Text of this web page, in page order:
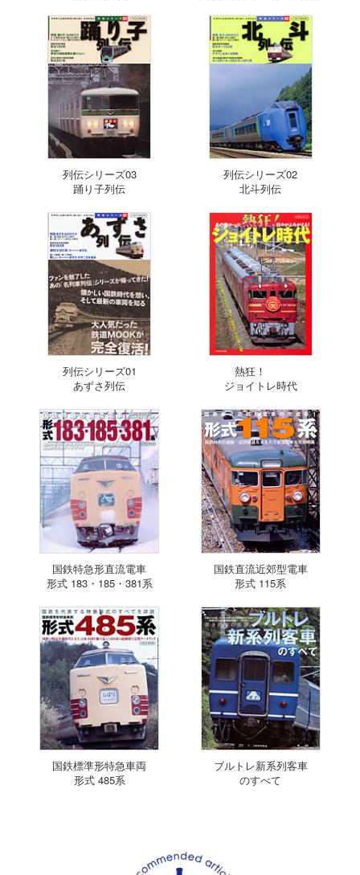
列伝シリーズ03
踊り子列伝
列伝シリーズ02
北斗列伝
列伝シリーズ01
あずさ列伝
熱狂！
ジョイトレ時代
国鉄特急形直流電車
形式 183・185・381系
国鉄直流近郊型電車
形式 115系
国鉄標準形特急車両
形式 485系
ブルトレ新系列客車
のすべて